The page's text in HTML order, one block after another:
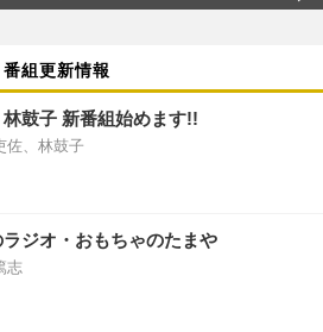
番組更新情報
鼓子 新番組始めます!!
佐、林鼓子
ラジオ・おもちゃのたまや
志